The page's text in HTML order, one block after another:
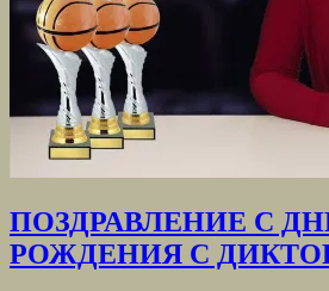
ПОЗДРАВЛЕНИЕ С
РОЖДЕНИЯ С